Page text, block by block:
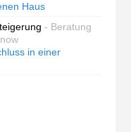
Haus
- Beratung
in einer